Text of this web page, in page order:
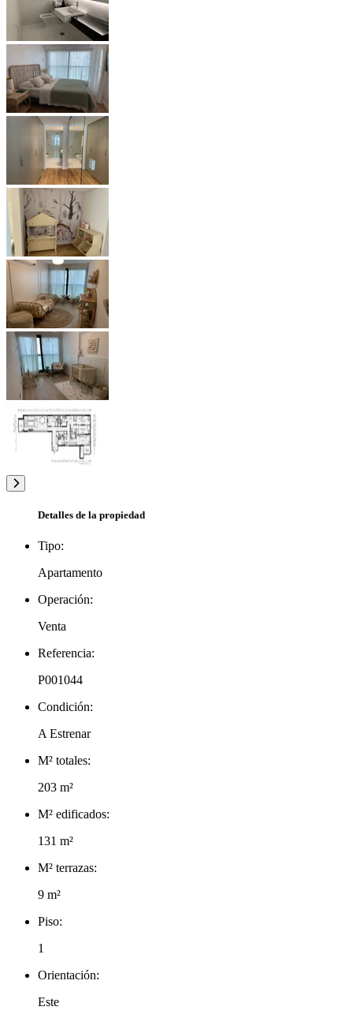
Detalles de la propiedad
Tipo:
Apartamento
Operación:
Venta
Referencia:
P001044
Condición:
A Estrenar
M² totales:
203 m²
M² edificados:
131 m²
M² terrazas:
9 m²
Piso:
1
Orientación:
Este